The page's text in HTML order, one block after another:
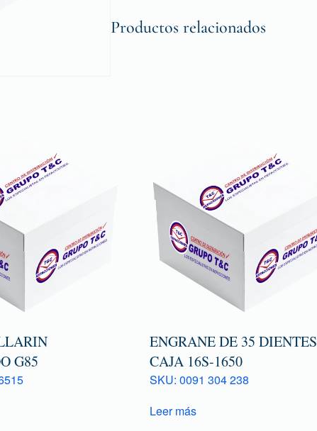
Productos relacionados
G85
ENGRANE DE 35 DIENTES
CAJA 16S-1650
SKU: 0091 304 238
Leer más